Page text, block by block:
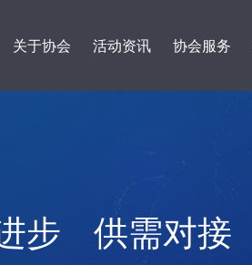
关于协会 活动资讯 协会服务
步 供需对接